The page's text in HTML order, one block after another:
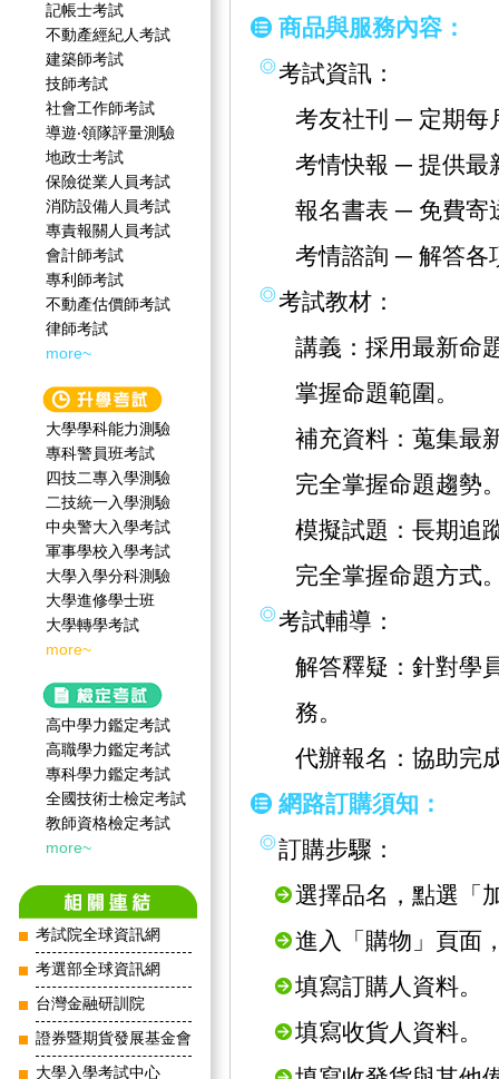
記帳士考試
不動產經紀人考試
建築師考試
技師考試
社會工作師‍考試
導遊‧領隊評量測驗
地政士考試
保險從業人員考試
消防設備人員考試
專責報關人員考試
會計師考試
專利師考試
不動產估價師考試
律師考試
more~
大學學科能力測驗
專科警員班考試
四技二專入學測驗
二技統一入學測驗
中央警大入學考試
軍事學校入學考試
大學入學分科測驗
大學進修學士班
大學轉學考試
more~
高中學力鑑定考試
高職學力鑑定考試
專科學力鑑定考試
全國技術士檢定考試
教師資格檢定考試
more~
考試院全球資訊網
考選部全球資訊網
台灣金融研訓院
證券暨期貨發展基金會
大學入學考試中心
商品與服務內容：
考試資訊：
考友社刊 ─ 定期每
考情快報 ─ 提供最
報名書表 ─ 免費寄
考情諮詢 ─ 解答各
考試教材：
講義：採用最新命
掌握命題範圍。
補充資料：蒐集最
完全掌握命題趨勢
模擬試題：長期追
完全掌握命題方式
考試輔導：
解答釋疑：針對學
務。
代辦報名：協助完
網路訂購須知：
訂購步驟：
選擇品名，點選「
進入「購物」頁面
填寫訂購人資料。
填寫收貨人資料。